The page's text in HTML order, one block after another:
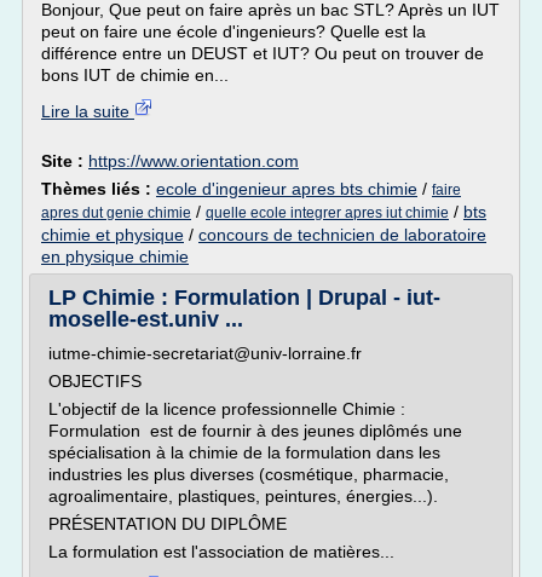
Bonjour, Que peut on faire après un bac STL? Après un IUT
peut on faire une école d'ingenieurs? Quelle est la
différence entre un DEUST et IUT? Ou peut on trouver de
bons IUT de chimie en...
Lire la suite
Site : https://www.orientation.com
Thèmes liés : ecole d'ingenieur apres bts chimie / faire
apres dut genie chimie / quelle ecole integrer apres iut chimie / bts
chimie et physique / concours de technicien de laboratoire
en physique chimie
LP Chimie : Formulation | Drupal - iut-
moselle-est.univ ...
iutme-chimie-secretariat@univ-lorraine.fr
OBJECTIFS
L'objectif de la licence professionnelle Chimie :
Formulation est de fournir à des jeunes diplômés une
spécialisation à la chimie de la formulation dans les
industries les plus diverses (cosmétique, pharmacie,
agroalimentaire, plastiques, peintures, énergies...).
PRÉSENTATION DU DIPLÔME
La formulation est l'association de matières...